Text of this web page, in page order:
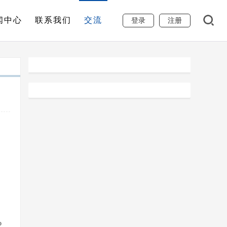
登录 注册
中心 联系我们 交流